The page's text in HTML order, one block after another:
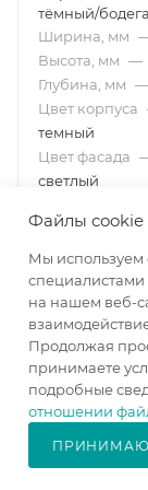
тёмный/
Ширина, мм
Высота, мм —
Глубина, мм —
Цвет корпуса
темный
Цвет фасада
светлый
7 500₽ %
В
Файлы cookie
Мы
специалистами
на нашем веб-
Продолжая
принимаете
подробные
отношении
ПРИНИМАЮ